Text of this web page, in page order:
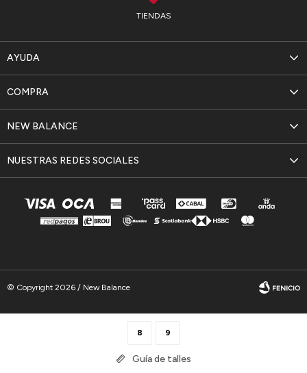
8 9
Guía de talles
TIENDAS
AYUDA
NEW BALANCE
COMPRA
NUESTRAS REDES SOCIALES
© Copyright 2026 / New Balance